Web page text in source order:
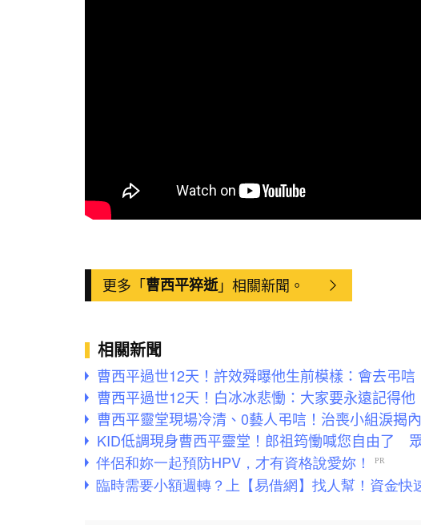
更多「曹西平猝逝」相關新聞。
相關新聞
曹西平過世12天！許效舜曝他生前模樣：會去弔
曹西平過世12天！白冰冰悲慟：大家要永遠記得
曹西平靈堂現場冷清、0藝人弔唁！治喪小組淚揭
KID低調現身曹西平靈堂！郎祖筠慟喊您自由了